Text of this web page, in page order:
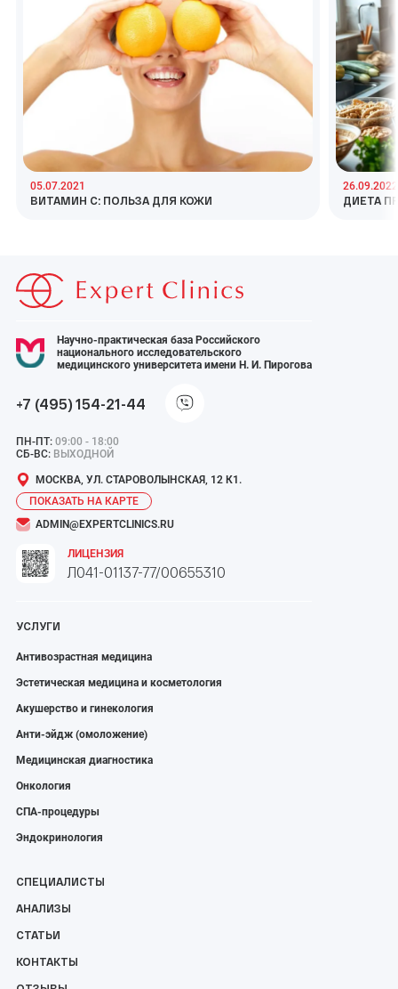
05.07.2021
ВИТАМИН С: ПОЛЬЗА ДЛЯ КОЖИ
26.09.2022
ДИЕТА
Научно-практическая база Российского
национального исследовательского
медицинского университета имени Н. И. Пирогова
+7 (495) 154-21-44
ПН-ПТ: 09:00 - 18:00
СБ-ВС: ВЫХОДНОЙ
МОСКВА, УЛ. СТАРОВОЛЫНСКАЯ, 12 К1.
ПОКАЗАТЬ НА КАРТЕ
ADMIN@EXPERTCLINICS.RU
ЛИЦЕНЗИЯ
Л041-01137-77/00655310
УСЛУГИ
Антивозрастная медицина
Эстетическая медицина и косметология
Акушерство и гинекология
Анти-эйдж (омоложение)
Медицинская диагностика
Онкология
СПА-процедуры
Эндокринология
СПЕЦИАЛИСТЫ
АНАЛИЗЫ
СТАТЬИ
КОНТАКТЫ